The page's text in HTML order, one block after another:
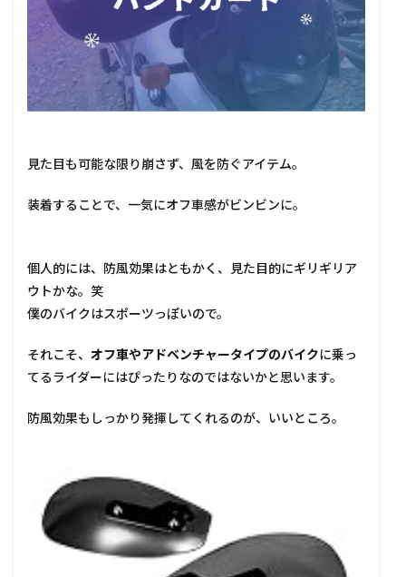
見た目も可能な限り崩さず、風を防ぐアイテム。
装着することで、一気にオフ車感がビンビンに。
個人的には、防風効果はともかく、見た目的にギリギリア
ウトかな。笑
僕のバイクはスポーツっぽいので。
それこそ、 オフ車やアドベンチャータイプのバイクに乗っ
てるライダーにはぴったりなのではないかと思います。
防風効果もしっかり発揮してくれるのが、いいところ。